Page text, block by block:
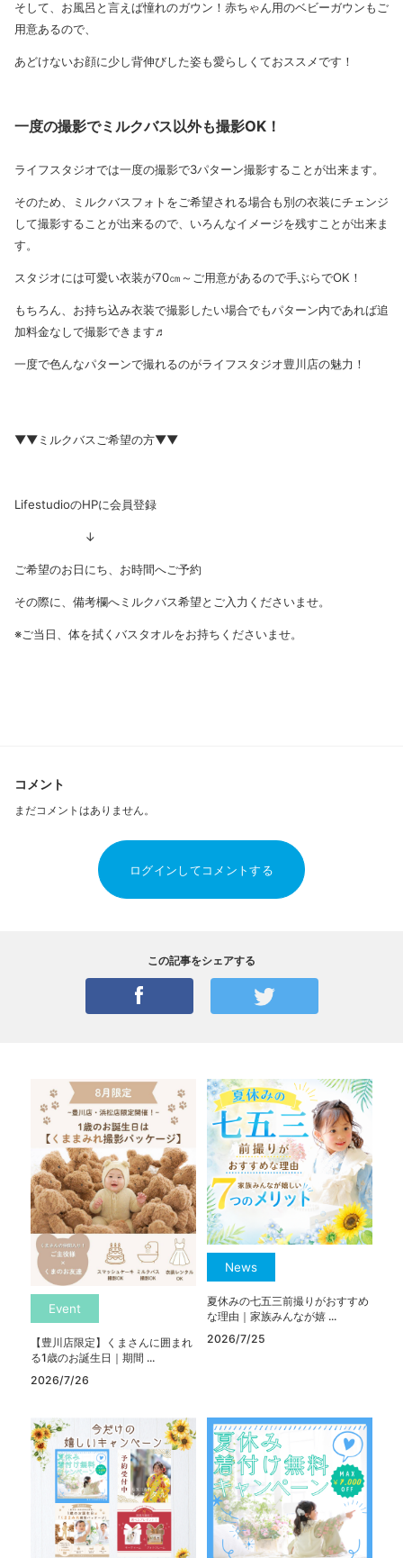
そして、お風呂と言えば憧れのガウン！赤ちゃん用のベビーガウンもご
用意あるので、
あどけないお顔に少し背伸びした姿も愛らしくておススメです！
一度の撮影でミルクバス以外も撮影OK！
ライフスタジオでは一度の撮影で3パターン撮影することが出来ます。
そのため、ミルクバスフォトをご希望される場合も別の衣装にチェンジ
して撮影することが出来るので、いろんなイメージを残すことが出来ま
す。
スタジオには可愛い衣装が70㎝～ご用意があるので手ぶらでOK！
もちろん、お持ち込み衣装で撮影したい場合でもパターン内であれば追
加料金なしで撮影できます♬
一度で色んなパターンで撮れるのがライフスタジオ豊川店の魅力！
▼▼ミルクバスご希望の方▼▼
LifestudioのHPに会員登録
↓
ご希望のお日にち、お時間へご予約
その際に、備考欄へミルクバス希望とご入力くださいませ。
※ご当日、体を拭くバスタオルをお持ちくださいませ。
コメント
まだコメントはありません。
ログインしてコメントする
この記事をシェアする
Event
【豊川店限定】くまさんに囲まれ
る1歳のお誕生日｜期間 ...
2026/7/26
News
夏休みの七五三前撮りがおすすめ
な理由｜家族みんなが嬉 ...
2026/7/25